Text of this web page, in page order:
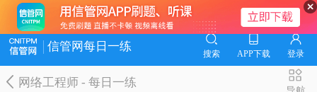
信管网每日一练
搜索 APP下载 登录
网络工程师-每日一练